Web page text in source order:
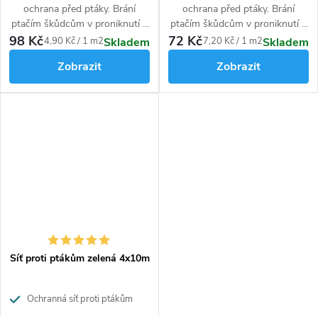
ochrana před ptáky. Brání
ptačím škůdcům v proniknutí k
plodůmbez nebezpečí zranění.
98 KčMěrná
4,90 Kč / 1 m2Skladem
Zobrazit
ochrana před ptáky. Brání
ptačím škůdcům v proniknutí k
plodůmbez nebezpečí zranění.
72 KčMěrná
7,20 Kč / 1 m2Skladem
Zobrazit
Síť proti ptákům zelená 4x10m
Ochranná síť proti ptákům